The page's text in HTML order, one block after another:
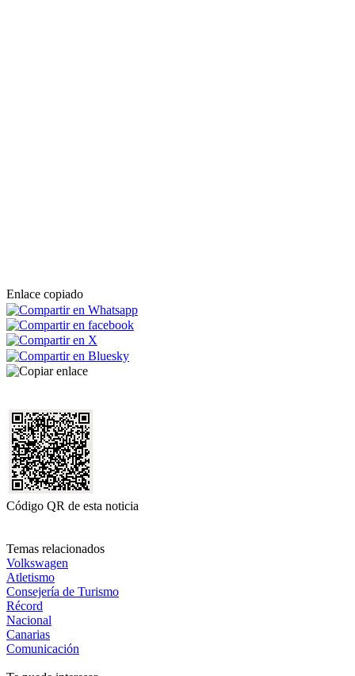
Enlace copiado
Código QR de esta noticia
Temas relacionados
Volkswagen
Atletismo
Consejería de Turismo
Récord
Nacional
Canarias
Comunicación